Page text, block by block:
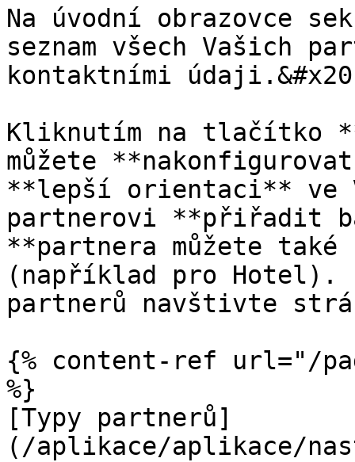
Na úvodní obrazovce
seznam všech Vašich
kontaktními
Kliknutím na tlačítko
můžete
**lepší orientaci** ve
partnerovi **přiřadit
**partnera můžete
(například pro Hotel).
partnerů navštivte
{% content-ref url="/
%}
[Typy partnerů]
(/aplikace/aplikace/